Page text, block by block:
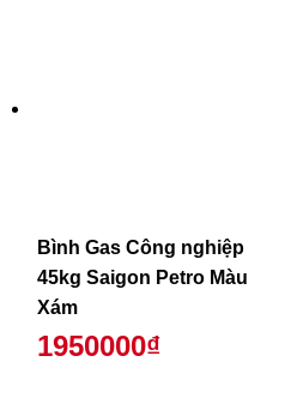
Bình Gas Công nghiệp
45kg Saigon Petro Màu
Xám
1950000₫